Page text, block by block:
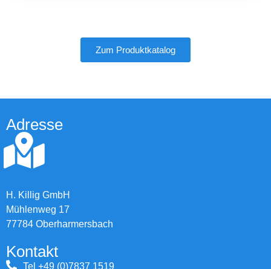
Zum Produktkatalog
Adresse
H. Killig GmbH
Mühlenweg 17
77784 Oberharmersbach
Kontakt
Tel +49 (0)7837 1519